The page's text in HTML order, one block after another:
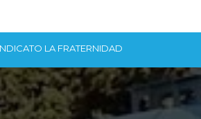
LA FRATERNIDAD